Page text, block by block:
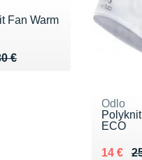
Fan Warm
€30 €
€
Odlo
ECO
Au lieu
14 €
Vendu